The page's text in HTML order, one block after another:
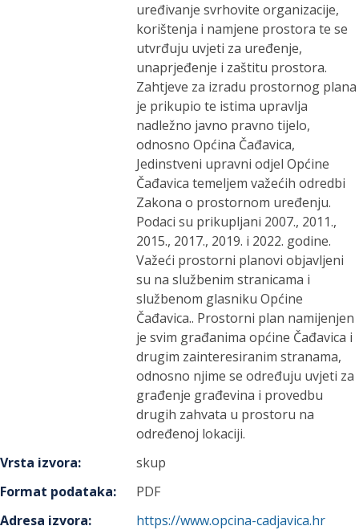
uređivanje svrhovite organizacije,
korištenja i namjene prostora te se
utvrđuju uvjeti za uređenje,
unaprjeđenje i zaštitu prostora.
Zahtjeve za izradu prostornog plana
je prikupio te istima upravlja
nadležno javno pravno tijelo,
odnosno Općina Čađavica,
Jedinstveni upravni odjel Općine
Čađavica temeljem važećih odredbi
Zakona o prostornom uređenju.
Podaci su prikupljani 2007., 2011.,
2015., 2017., 2019. i 2022. godine.
Važeći prostorni planovi objavljeni
su na službenim stranicama i
službenom glasniku Općine
Čađavica.. Prostorni plan namijenjen
je svim građanima općine Čađavica i
drugim zainteresiranim stranama,
odnosno njime se određuju uvjeti za
građenje građevina i provedbu
drugih zahvata u prostoru na
određenoj lokaciji.
Vrsta izvora:
skup
Format podataka:
PDF
Adresa izvora:
https://www.opcina-cadjavica.hr